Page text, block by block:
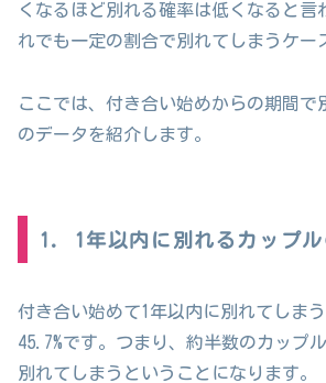
くなるほど別れる確率は低くなると言
れでも一定の割合で別れてしまうケー
ここでは、付き合い始めからの期間で
のデータを紹介します。
1. 1年以内に別れるカップル
付き合い始めて1年以内に別れてしま
45.7%です。つまり、約半数のカップ
別れてしまうということになります。